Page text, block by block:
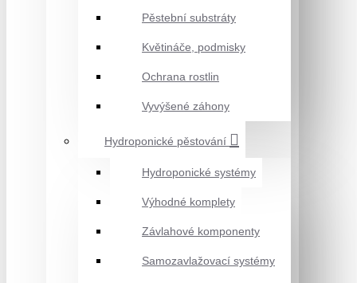
Pěstební substráty
Květináče, podmisky
Ochrana rostlin
Vyvýšené záhony
Hydroponické pěstování
Hydroponické systémy
Výhodné komplety
Závlahové komponenty
Samozavlažovací systémy